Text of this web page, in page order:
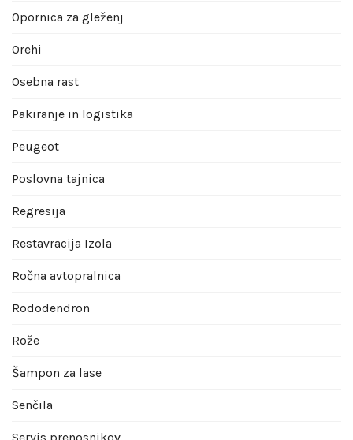
Opornica za gleženj
Orehi
Osebna rast
Pakiranje in logistika
Peugeot
Poslovna tajnica
Regresija
Restavracija Izola
Ročna avtopralnica
Rododendron
Rože
Šampon za lase
Senčila